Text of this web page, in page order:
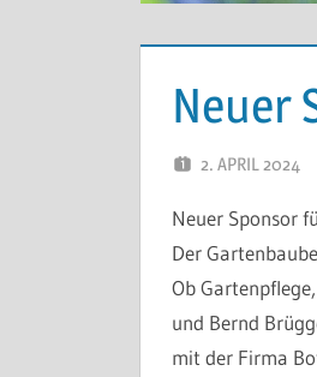
Neuer
2. APRIL 2024
Neuer Sponsor
Der
Ob
und Bernd
mit der Firma